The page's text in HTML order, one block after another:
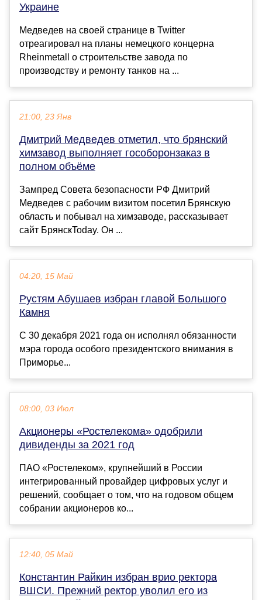
Украине
Медведев на своей странице в Twitter
отреагировал на планы немецкого концерна
Rheinmetall о строительстве завода по
производству и ремонту танков на ...
21:00, 23 Янв
Дмитрий Медведев отметил, что брянский
химзавод выполняет гособоронзаказ в
полном объёме
Зампред Совета безопасности РФ Дмитрий
Медведев с рабочим визитом посетил Брянскую
область и побывал на химзаводе, рассказывает
сайт БрянскToday. Он ...
04:20, 15 Май
Рустям Абушаев избран главой Большого
Камня
С 30 декабря 2021 года он исполнял обязанности
мэра города особого президентского внимания в
Приморье...
08:00, 03 Июл
Акционеры «Ростелекома» одобрили
дивиденды за 2021 год
ПАО «Ростелеком», крупнейший в России
интегрированный провайдер цифровых услуг и
решений, сообщает о том, что на годовом общем
собрании акционеров ко...
12:40, 05 Май
Константин Райкин избран врио ректора
ВШСИ. Прежний ректор уволил его из